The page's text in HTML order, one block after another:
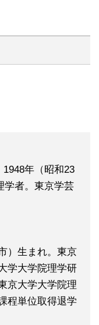
年（昭和23
学者。東京学芸
）生まれ。東京
学大学院理学研
京大学大学院理
程単位取得退学